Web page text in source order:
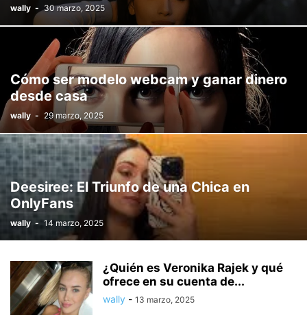
wally - 30 marzo, 2025
Cómo ser modelo webcam y ganar dinero
desde casa
wally - 29 marzo, 2025
Deesiree: El Triunfo de una Chica en
OnlyFans
wally - 14 marzo, 2025
¿Quién es Veronika Rajek y qué
ofrece en su cuenta de...
wally - 13 marzo, 2025